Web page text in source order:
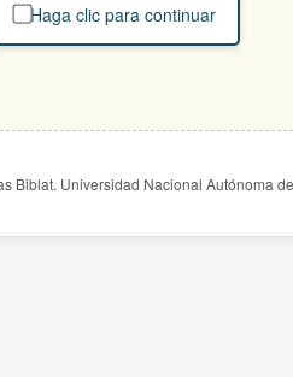
Haga clic para continuar
Biblat. Universidad Nacional Autónoma